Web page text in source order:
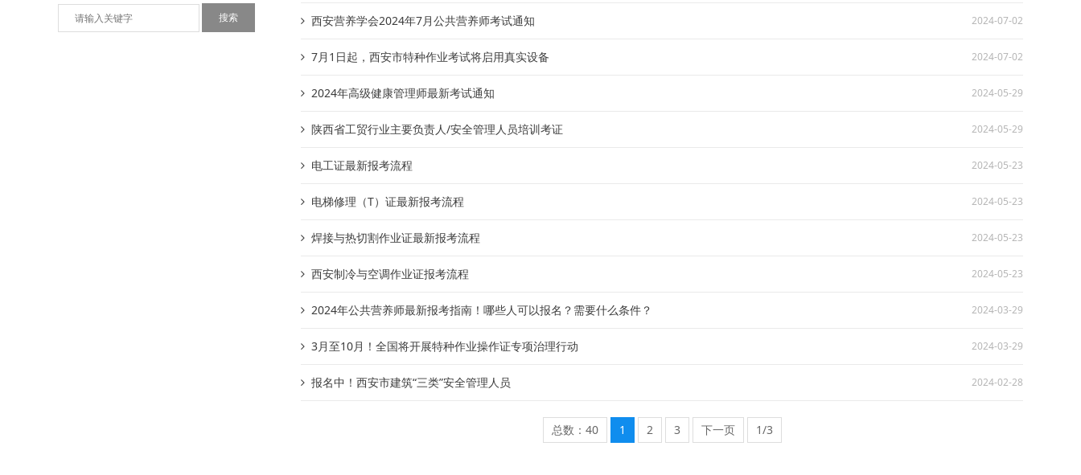
西安营养学会2024年7月公共营养师考试通知 2024-07-02
7月1日起，西安市特种作业考试将启用真实设备 2024-07-02
2024年高级健康管理师最新考试通知 2024-05-29
陕西省工贸行业主要负责人/安全管理人员培训考证 2024-05-29
电工证最新报考流程 2024-05-23
电梯修理（T）证最新报考流程 2024-05-23
焊接与热切割作业证最新报考流程 2024-05-23
西安制冷与空调作业证报考流程 2024-05-23
2024年公共营养师最新报考指南！哪些人可以报名？需要什么条件？ 2024-03-29
3月至10月！全国将开展特种作业操作证专项治理行动 2024-03-29
报名中！西安市建筑“三类”安全管理人员 2024-02-28
总数：40 1 2 3 下一页 1/3